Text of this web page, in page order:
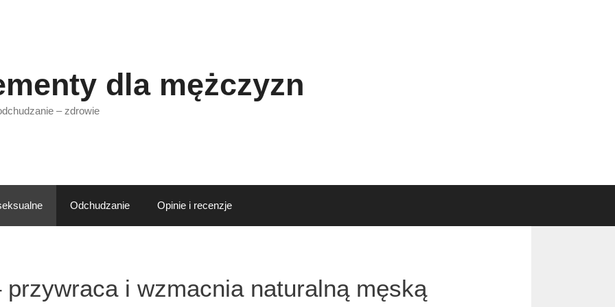
dla mężczyzn
– zdrowie
Odchudzanie Opinie i recenzje
i wzmacnia naturalną męską